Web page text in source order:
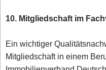
10. Mitgliedschaft im
Ein wichtiger
Mitgliedschaft in einem